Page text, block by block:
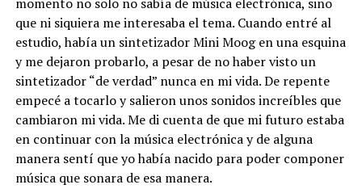
que ni siquiera me interesaba el tema. Cuando entré al
estudio, había un sintetizador Mini Moog en una esquina
y me dejaron probarlo, a pesar de no haber visto un
sintetizador “de verdad” nunca en mi vida. De repente
empecé a tocarlo y salieron unos sonidos increíbles que
cambiaron mi vida. Me di cuenta de que mi futuro estaba
en continuar con la música electrónica y de alguna
manera sentí que yo había nacido para poder componer
música que sonara de esa manera.